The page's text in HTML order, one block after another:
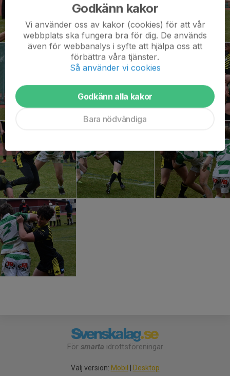
För smarta idrottsföreningar
Välj version: Mobil Desktop
Godkänn kakor
Vi använder oss av kakor (cookies) för att vår
webbplats ska fungera bra för dig. De används
även för webbanalys i syfte att hjälpa oss att
förbättra våra tjänster.
Så använder vi cookies
Godkänn alla kakor
Bara nödvändiga